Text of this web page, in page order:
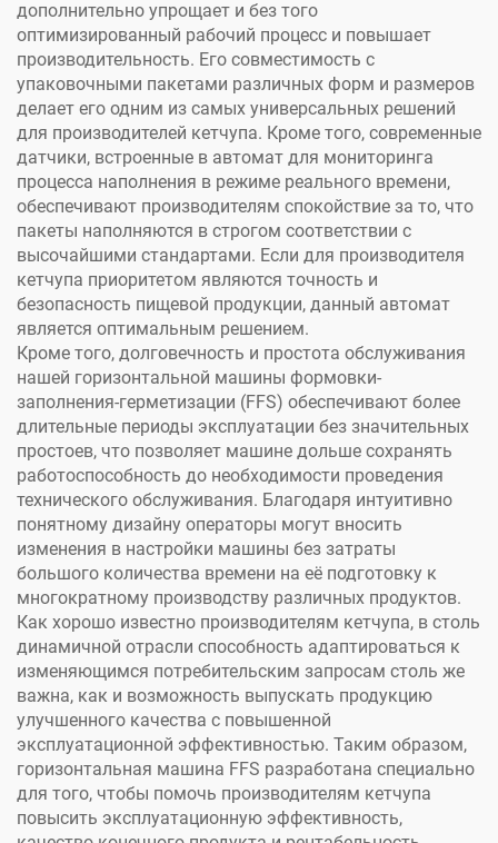
дополнительно упрощает и без того
оптимизированный рабочий процесс и повышает
производительность. Его совместимость с
упаковочными пакетами различных форм и размеров
делает его одним из самых универсальных решений
для производителей кетчупа. Кроме того, современные
датчики, встроенные в автомат для мониторинга
процесса наполнения в режиме реального времени,
обеспечивают производителям спокойствие за то, что
пакеты наполняются в строгом соответствии с
высочайшими стандартами. Если для производителя
кетчупа приоритетом являются точность и
безопасность пищевой продукции, данный автомат
является оптимальным решением.
Кроме того, долговечность и простота обслуживания
нашей горизонтальной машины формовки-
заполнения-герметизации (FFS) обеспечивают более
длительные периоды эксплуатации без значительных
простоев, что позволяет машине дольше сохранять
работоспособность до необходимости проведения
технического обслуживания. Благодаря интуитивно
понятному дизайну операторы могут вносить
изменения в настройки машины без затраты
большого количества времени на её подготовку к
многократному производству различных продуктов.
Как хорошо известно производителям кетчупа, в столь
динамичной отрасли способность адаптироваться к
изменяющимся потребительским запросам столь же
важна, как и возможность выпускать продукцию
улучшенного качества с повышенной
эксплуатационной эффективностью. Таким образом,
горизонтальная машина FFS разработана специально
для того, чтобы помочь производителям кетчупа
повысить эксплуатационную эффективность,